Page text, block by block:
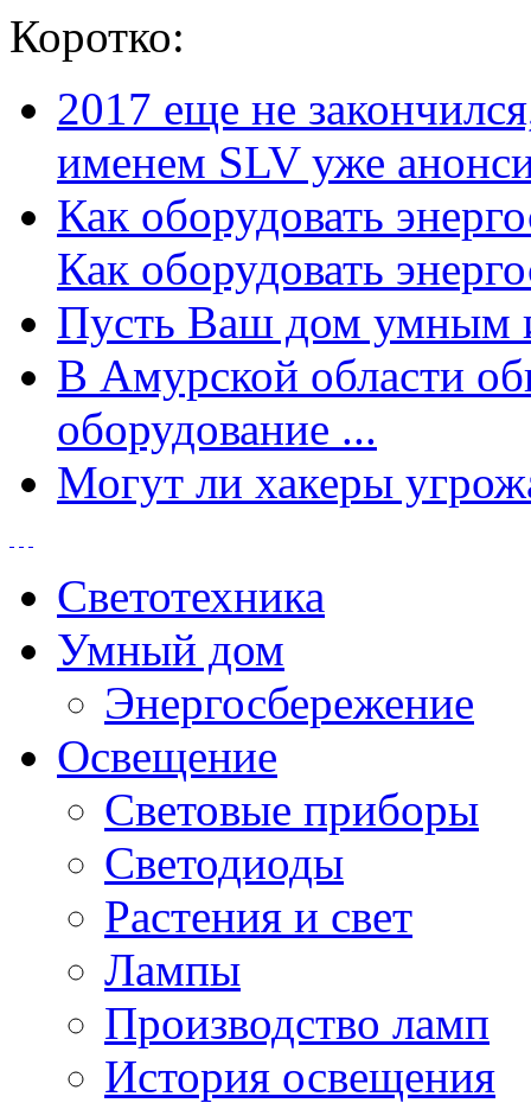
Коротко:
2017 еще не
именем SLV уже
Как оборудовать
Как оборудовать
Пусть Ваш дом умным
В Амурской области
оборудование ...
Могут ли хакеры
Светотехника
Умный дом
Энергосбережение
Освещение
Световые приборы
Светодиоды
Растения и свет
Лампы
Производство ламп
История освещения